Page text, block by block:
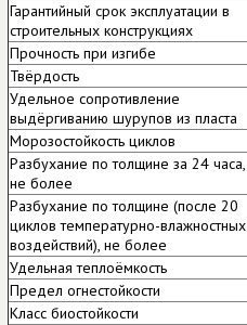
Гарантийный срок эксплуатации в
строительных конструкциях
Прочность при изгибе
Твёрдость
Удельное сопротивление
выдёргиванию шурупов из пласта
Морозостойкость циклов
Разбухание по толщине за 24 часа,
не более
Разбухание по толщине (после 20
циклов температурно-влажностных
воздействий), не более
Удельная теплоёмкость
Предел огнестойкости
Класс биостойкости